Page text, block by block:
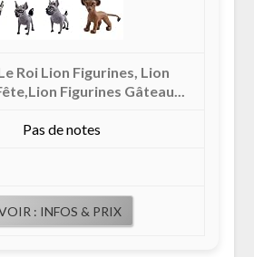
Roi Lion Figurines, Lion
Figurines Gâteau...
Pas de notes
: INFOS & PRIX